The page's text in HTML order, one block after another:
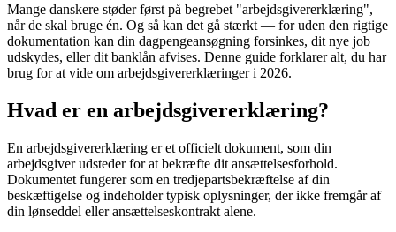
Mange danskere støder først på begrebet "arbejdsgivererklæring",
når de skal bruge én. Og så kan det gå stærkt — for uden den rigtige
dokumentation kan din dagpengeansøgning forsinkes, dit nye job
udskydes, eller dit banklån afvises. Denne guide forklarer alt, du har
brug for at vide om arbejdsgivererklæringer i 2026.
Hvad er en arbejdsgivererklæring?
En arbejdsgivererklæring er et officielt dokument, som din
arbejdsgiver udsteder for at bekræfte dit ansættelsesforhold.
Dokumentet fungerer som en tredjepartsbekræftelse af din
beskæftigelse og indeholder typisk oplysninger, der ikke fremgår af
din lønseddel eller ansættelseskontrakt alene.